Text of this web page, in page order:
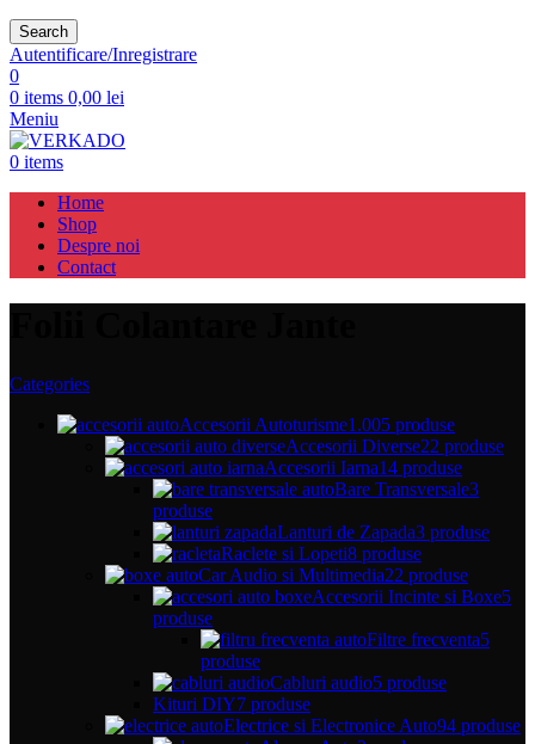
Search
Autentificare/Inregistrare
0
0 items 0,00 lei
Meniu
0 items
Home
Shop
Despre noi
Contact
Categories
Accesorii Autoturisme1.005 produse
Accesorii Diverse22 produse
Accesorii Iarna14 produse
Bare Transversale3
produse
Lanturi de Zapada3 produse
Raclete si Lopeti8 produse
Car Audio si Multimedia22 produse
Accesorii Incinte si Boxe5
produse
Filtre frecventa5
produse
Cabluri audio5 produse
Kituri DIY7 produse
Electrice si Electronice Auto94 produse